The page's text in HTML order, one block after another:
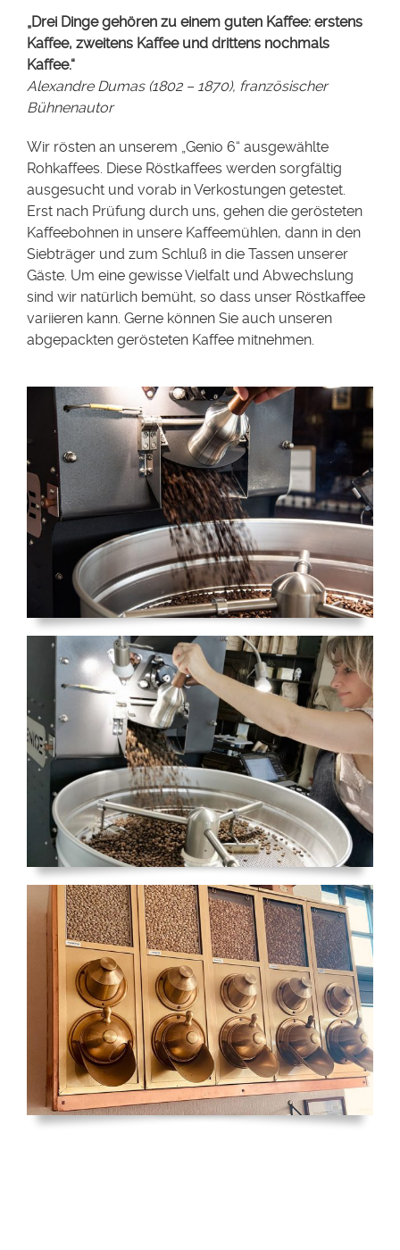
„Drei Dinge gehören zu einem guten Kaffee: erstens
Kaffee, zweitens Kaffee und drittens nochmals
Kaffee.“
Alexandre Dumas (1802 – 1870), französischer
Bühnenautor
Wir rösten an unserem „Genio 6“ ausgewählte
Rohkaffees. Diese Röstkaffees werden sorgfältig
ausgesucht und vorab in Verkostungen getestet.
Erst nach Prüfung durch uns, gehen die gerösteten
Kaffeebohnen in unsere Kaffeemühlen, dann in den
Siebträger und zum Schluß in die Tassen unserer
Gäste. Um eine gewisse Vielfalt und Abwechslung
sind wir natürlich bemüht, so dass unser Röstkaffee
variieren kann. Gerne können Sie auch unseren
abgepackten gerösteten Kaffee mitnehmen.